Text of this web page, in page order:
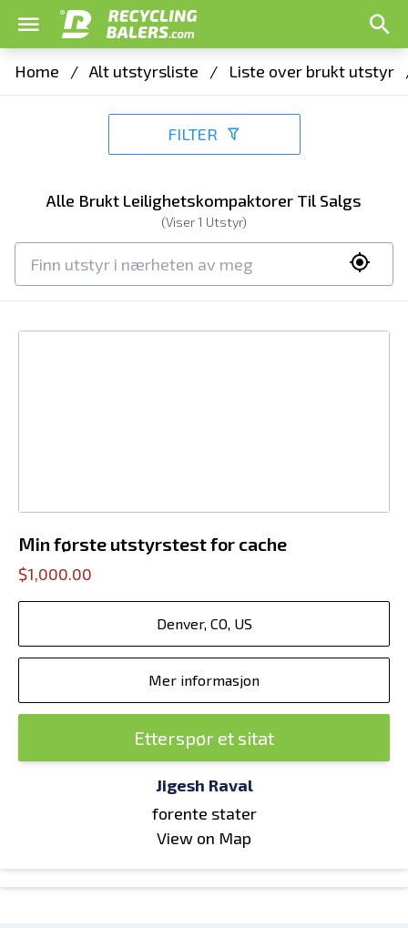
Home / Alt utstyrsliste / Liste over brukt utstyr
FILTER
Alle Brukt Leilighetskompaktorer Til Salgs
(Viser1 Utstyr)
Min første utstyrstest for cache
$1,000.00
Denver, CO, US
Mer informasjon
Etterspør et sitat
Jigesh Raval
forente stater
View on Map